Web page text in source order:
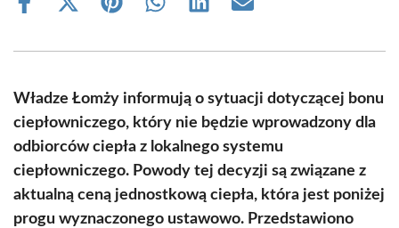
Share
Share
(Twitter)
Share Share Share Share
Władze Łomży informują o sytuacji dotyczącej bonu
ciepłowniczego, który nie będzie wprowadzony dla
odbiorców ciepła z lokalnego systemu
ciepłowniczego. Powody tej decyzji są związane z
aktualną ceną jednostkową ciepła, która jest poniżej
progu wyznaczonego ustawowo. Przedstawiono